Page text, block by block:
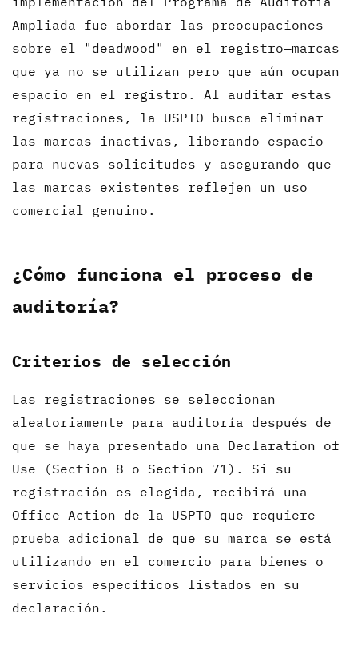
Ampliada fue abordar las preocupaciones
sobre el "deadwood" en el registro—marcas
que ya no se utilizan pero que aún ocupan
espacio en el registro. Al auditar estas
registraciones, la USPTO busca eliminar
las marcas inactivas, liberando espacio
para nuevas solicitudes y asegurando que
las marcas existentes reflejen un uso
comercial genuino.
¿Cómo funciona el proceso de
auditoría?
Criterios de selección
Las registraciones se seleccionan
aleatoriamente para auditoría después de
que se haya presentado una Declaration of
Use (Section 8 o Section 71). Si su
registración es elegida, recibirá una
Office Action de la USPTO que requiere
prueba adicional de que su marca se está
utilizando en el comercio para bienes o
servicios específicos listados en su
declaración.